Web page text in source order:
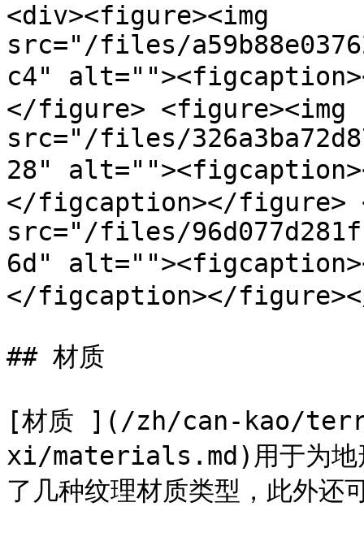
<div><figure><img
src="/files/
c4"
</figure> <figure><img
src="/files/
28"
</figcaption></figure>
src="/files/
6d"
</figcaption></
## 材质
[材质 ](/zh/can-kao/
xi/materials.md)用于为地
了几种纹理材质类型，此外还